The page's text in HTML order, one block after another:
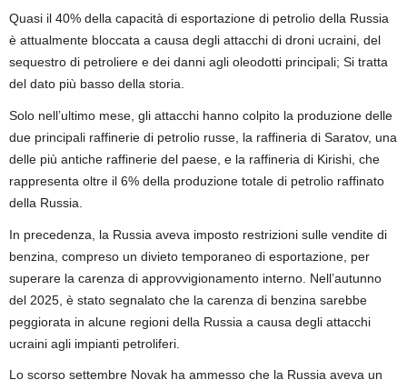
Quasi il 40% della capacità di esportazione di petrolio della Russia
è attualmente bloccata a causa degli attacchi di droni ucraini, del
sequestro di petroliere e dei danni agli oleodotti principali; Si tratta
del dato più basso della storia.
Solo nell’ultimo mese, gli attacchi hanno colpito la produzione delle
due principali raffinerie di petrolio russe, la raffineria di Saratov, una
delle più antiche raffinerie del paese, e la raffineria di Kirishi, che
rappresenta oltre il 6% della produzione totale di petrolio raffinato
della Russia.
In precedenza, la Russia aveva imposto restrizioni sulle vendite di
benzina, compreso un divieto temporaneo di esportazione, per
superare la carenza di approvvigionamento interno. Nell’autunno
del 2025, è stato segnalato che la carenza di benzina sarebbe
peggiorata in alcune regioni della Russia a causa degli attacchi
ucraini agli impianti petroliferi.
Lo scorso settembre Novak ha ammesso che la Russia aveva un